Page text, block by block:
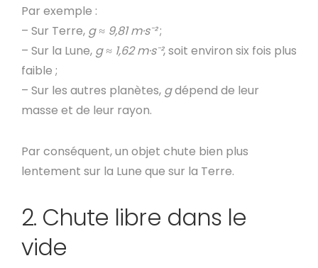
Par exemple :
– Sur Terre, g ≈ 9,81 m·s⁻²;
– Sur la Lune, g ≈ 1,62 m·s⁻², soit environ six fois plus
faible ;
– Sur les autres planètes, gdépend de leur
masse et de leur rayon.
Par conséquent, un objet chute bien plus
lentement sur la Lune que sur la Terre.
2. Chute libre dans le
vide